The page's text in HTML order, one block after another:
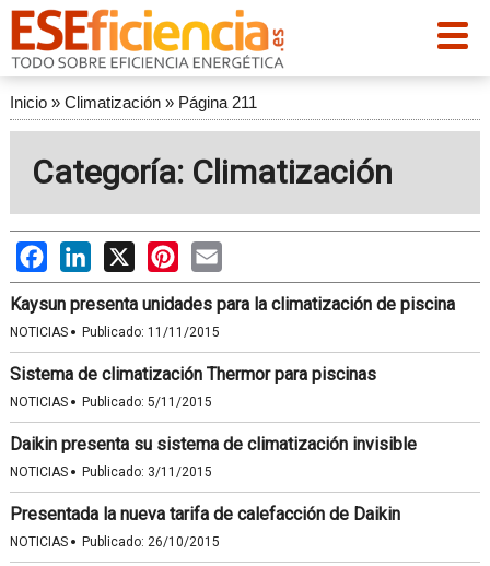
Inicio» Climatización» Página 211
Categoría: Climatización
FacebookLinkedIn
X PinterestEmail
Kaysun presenta unidades para la climatización de piscina
NOTICIAS · Publicado: 11/11/2015
Sistema de climatización Thermor para piscinas
NOTICIAS · Publicado: 5/11/2015
Daikin presenta su sistema de climatización invisible
NOTICIAS · Publicado: 3/11/2015
Presentada la nueva tarifa de calefacción de Daikin
NOTICIAS · Publicado: 26/10/2015